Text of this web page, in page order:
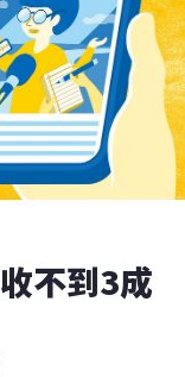
不到3成